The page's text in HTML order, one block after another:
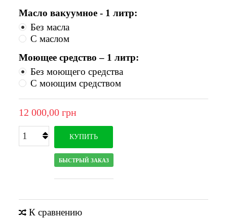
Масло вакуумное - 1 литр:
Без масла
С маслом
Моющее средство – 1 литр:
Без моющего средства
С моющим средством
12 000,00 грн
КУПИТЬ
БЫСТРЫЙ ЗАКАЗ
К сравнению